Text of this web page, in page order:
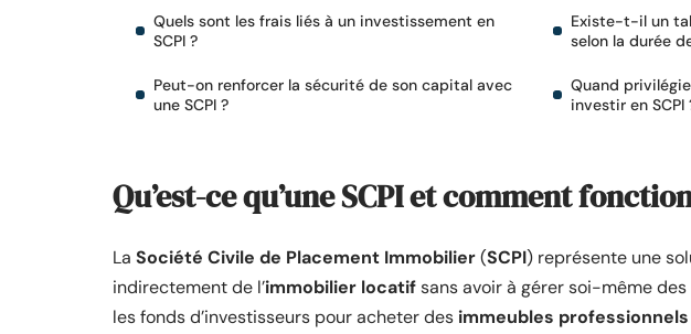
Quels sont les frais liés à un investissement en
SCPI ?
Existe-t-il un
selon la durée
Peut-on renforcer la sécurité de son capital avec
une SCPI ?
Quand
investir en SCPI
Qu’est-ce qu’une SCPI et comment
La Société Civile de Placement Immobilier(SCPI) représente une
indirectement de l’immobilier locatifsans avoir à gérer soi-même
les fonds d’investisseurs pour acheter des immeubles